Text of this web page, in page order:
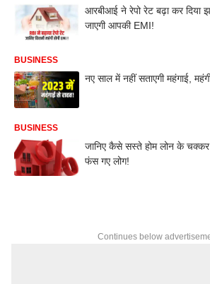
आरबीआई ने रेपो रेट बढ़ा कर दिया
जाएगी आपकी EMI!
BUSINESS
नए साल में नहीं सताएगी महंगाई,
BUSINESS
जानिए कैसे सस्ते होम लोन के
फंस गए लोग!
Continues below